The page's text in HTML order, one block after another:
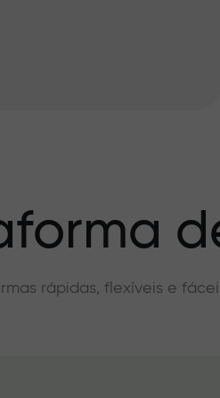
rápidas, flexíveis e